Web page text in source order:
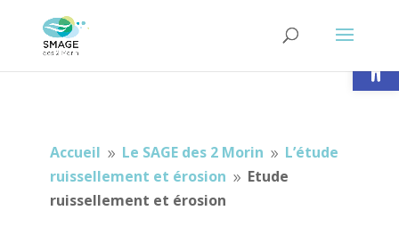
Accueil 9 Le SAGE des 2 Morin 9 L’étude
ruissellement et érosion 9 Etude
ruissellement et érosion